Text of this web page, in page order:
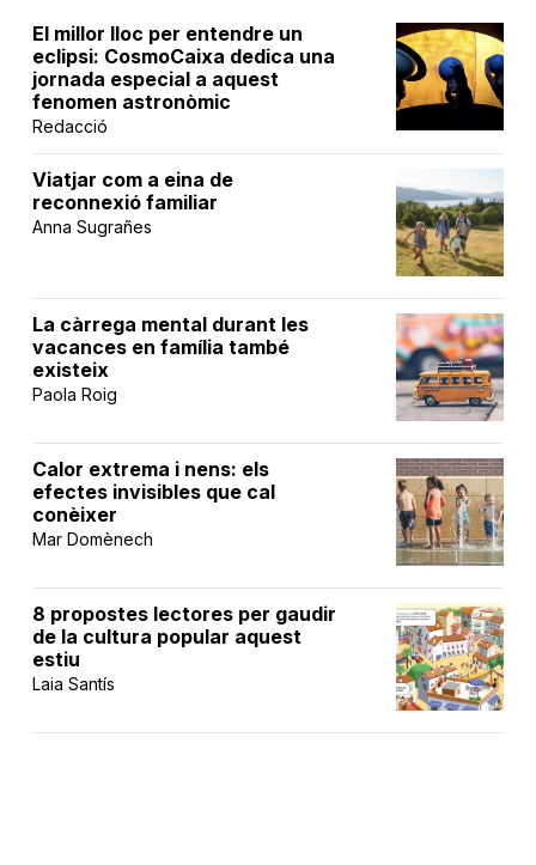
El millor lloc per entendre un
eclipsi: CosmoCaixa dedica una
jornada especial a aquest
fenomen astronòmic
Redacció
Viatjar com a eina de
reconnexió familiar
Anna Sugrañes
La càrrega mental durant les
vacances en família també
existeix
Paola Roig
Calor extrema i nens: els
efectes invisibles que cal
conèixer
Mar Domènech
8 propostes lectores per gaudir
de la cultura popular aquest
estiu
Laia Santís